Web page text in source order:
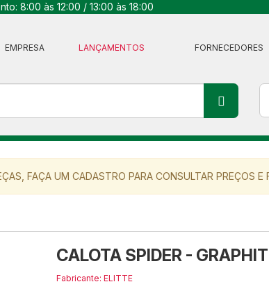
8:00 às 12:00 / 13:00 às 18:00
EMPRESA LANÇAMENTOS FORNECEDORES
FAÇA UM CADASTRO PARA CONSULTAR PREÇOS E
CALOTA SPIDER -
Fabricante: ELITTE